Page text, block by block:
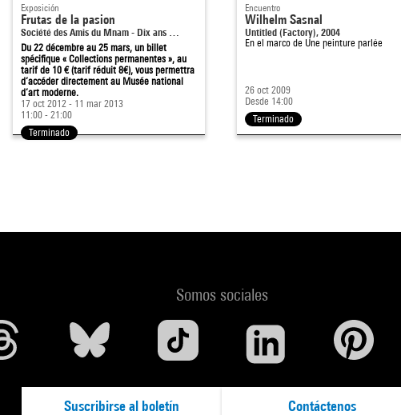
Exposición
Frutas de la pasion
Société des Amis du Mnam - Dix ans …
Du 22 décembre au 25 mars, un billet
spécifique « Collections permanentes », au
tarif de 10 € (tarif réduit 8€), vous permettra
d’accéder directement au Musée national
d’art moderne.
17 oct 2012 - 11 mar 2013
11:00 - 21:00
Terminado
Encuentro
Wilhelm Sasnal
Untitled (Factory), 2004
En el marco de Une peinture parlée
26 oct 2009
Desde 14:00
Terminado
Somos sociales
Suscribirse al boletín Contáctenos